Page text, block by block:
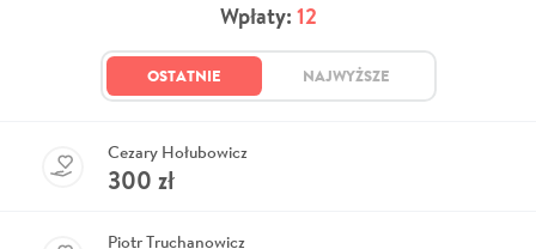
Wpłaty: 12
OSTATNIE NAJWYŻSZE
Cezary Hołubowicz
300 zł
Piotr Truchanowicz